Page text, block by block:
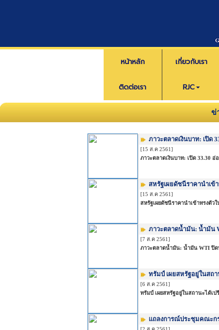
หน้าหลัก เกี่ยวกับเรา
ติดต่อเรา RJC
ข่
ภาวะตลาดเงินบาท: เปิด
[15 ส.ค 2561]
ภาวะตลาดเงินบาท: เปิด 33.30
สหรัฐเผยดัชนีราคานำเข้
[15 ส.ค 2561]
สหรัฐเผยดัชนีราคานำเข้าทรงตัว
ภาวะตลาดน้ำมัน: น้ำมัน
[7 ส.ค 2561]
ภาวะตลาดน้ำมัน: น้ำมัน WTI ปิด
ทรัมป์ เผยสหรัฐอยู่ในสถ
[6 ส.ค 2561]
ทรัมป์ เผยสหรัฐอยู่ในสถานะได้เ
แถลงการณ์ประชุมคณะก